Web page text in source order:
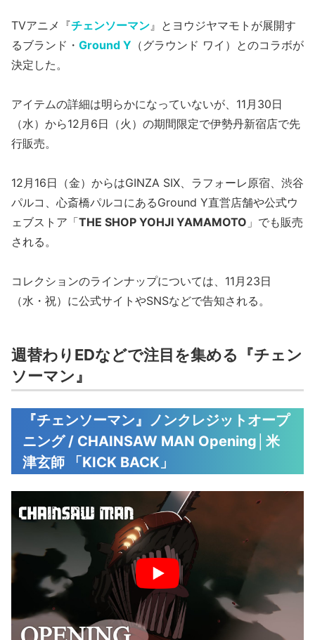
TVアニメ『チェンソーマン』とヨウジヤマモトが展開す
るブランド・ Ground Y （グラウンド ワイ）とのコラボが
決定した。
アイテムの詳細は明らかになっていないが、11月30日
（水）から12月6日（火）の期間限定で伊勢丹新宿店で先
行販売。
12月16日（金）からはGINZA SIX、ラフォーレ原宿、渋谷
パルコ、心斎橋パルコにあるGround Y直営店舗や公式ウ
ェブストア「THE SHOP YOHJI YAMAMOTO 」でも販売
される。
コレクションのラインナップについては、11月23日
（水・祝）に公式サイトやSNSなどで告知される。
週替わりEDなどで注目を集める『チェン
ソーマン』
『チェンソーマン』ノンクレジットオープ
ニング / CHAINSAW MAN Opening│米
津玄師 「KICK BACK」